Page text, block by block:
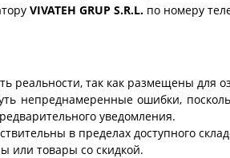
VIVATEH GRUP S.R.L. по номеру
реальности, так как размещены для
непреднамеренные ошибки,
уведомления.
в пределах доступного
или товары со скидкой.